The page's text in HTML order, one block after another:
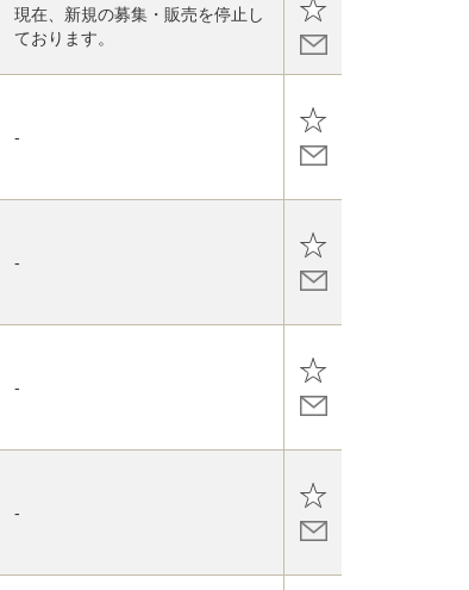
現在、新規の募集・販売を停止し
ております。
-
-
-
-